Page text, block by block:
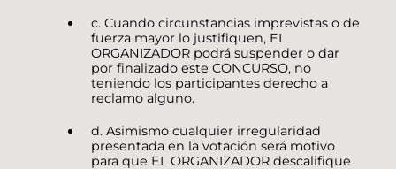
c. Cuando circunstancias imprevistas o de
fuerza mayor lo justifiquen, EL
ORGANIZADOR podrá suspender o dar
por finalizado este CONCURSO, no
teniendo los participantes derecho a
reclamo alguno.
d. Asimismo cualquier irregularidad
presentada en la votación será motivo
para que EL ORGANIZADOR descalifique